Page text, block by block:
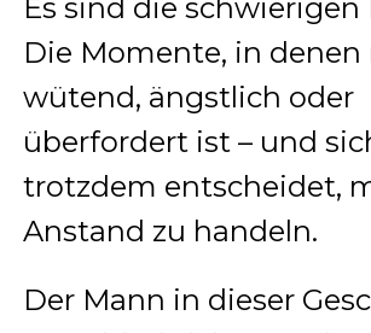
Es sind die
Die Momente, in denen
wütend, ängstlich oder
überfordert ist – und
trotzdem entscheidet,
Anstand zu handeln.
Der Mann in dieser